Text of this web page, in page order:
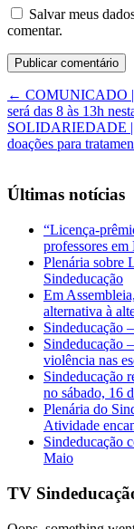
Salvar meus
comentar.
← COMUNICADO |
será das 8 às 13h
SOLIDARIEDADE |
doações para
Últimas notícias
“Licença-
professores
Plenária sobre
Sindeducação
Em
alternativa à
Sindeducação
Sindeducação
violência nas
Sindeducação
no sábado, 16
Plenária do
Atividade
Sindeducação
Maio
TV